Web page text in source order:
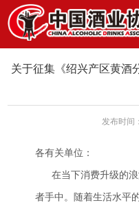
关于征集《绍兴产区黄酒
发布时间
各有关单位：
在当下消费升级的浪
者手中。随着生活水平